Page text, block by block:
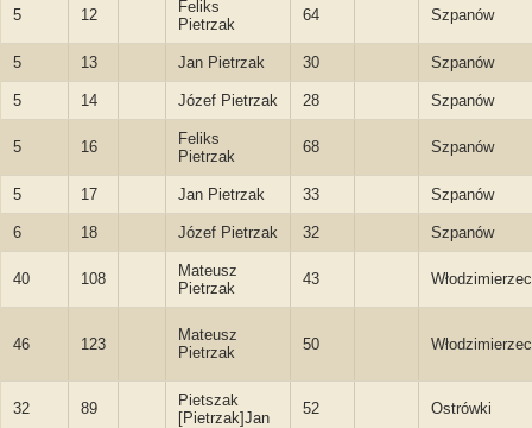
5 12
Feliks
Pietrzak
64 Szpanów
5 13 Jan Pietrzak 30 Szpanów
5 14 Józef Pietrzak 28 Szpanów
5 16
Feliks
Pietrzak
68 Szpanów
5 17 Jan Pietrzak 33 Szpanów
6 18 Józef Pietrzak 32 Szpanów
40 108
Mateusz
Pietrzak
43 Włodzimierzec
46 123
Mateusz
Pietrzak
50 Włodzimierzec
32 89
Pietszak
[Pietrzak]Jan
52 Ostrówki